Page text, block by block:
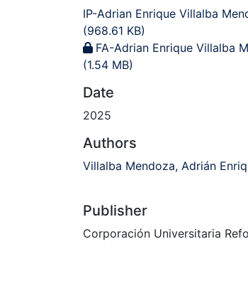
IP-Adrian Enrique Villalba
(968.61 KB)
FA-Adrian Enrique Villalba
(1.54 MB)
Date
2025
Authors
Villalba Mendoza, Adrián
Publisher
Corporación Universitaria